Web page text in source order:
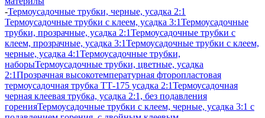
-Термоусадочные трубки, черные, усадка 2:1
Термоусадочные трубки с клеем, усадка 3:1Термоусадочные
трубки, прозрачные, усадка 2:1Термоусадочные трубки с
клеем, прозрачные, усадка 3:1Термоусадочные трубки с клеем,
черные, усадка 4:1Термоусадочные трубки,
наборыТермоусадочные трубки, цветные, усадка
2:1Прозрачная высокотемпературная фторопластовая
термоусадочная трубка ТТ-175 усадка 2:1Термоусадочная
черная клеевая трубка, усадка 2:1, без подавления
горенияТермоусадочные трубки с клеем, черные, усадка 3:1 с